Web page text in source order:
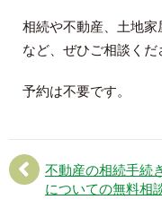
相続や不動産、土地家
など、ぜひご相談くだ
予約は不要です。
不動産の相続手続
についての無料相